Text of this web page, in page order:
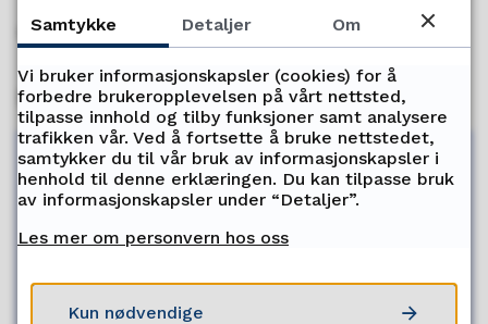
Har du spørsmål eller innspill til satsingen?
Kontakt
Birgitte Karlstrøm
Rådgiver
Send e-post
Samtykke Detaljer Om
Vi bruker informasjonskapsler (cookies) for å
forbedre brukeropplevelsen på vårt nettsted,
tilpasse innhold og tilby funksjoner samt analysere
trafikken vår. Ved å fortsette å bruke nettstedet,
samtykker du til vår bruk av informasjonskapsler i
henhold til denne erklæringen. Du kan tilpasse bruk
av informasjonskapsler under “Detaljer”.
Les mer om personvern hos oss
Kun nødvendige